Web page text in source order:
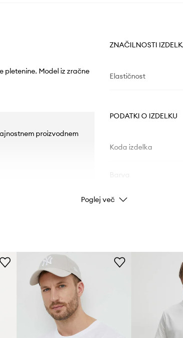
pletenine. Model iz zračne
proizvodnem
ZNAČILNOSTI
Elastičnost
PODATKI O IZDELKU
Koda izdelka
Znamka
ID izdelka
Poglej več